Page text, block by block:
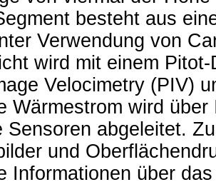
besteht aus
Verwendung von
wird mit einem
Velocimetry (PIV)
Wärmestrom wird
Sensoren abgeleitet.
und
Informationen über